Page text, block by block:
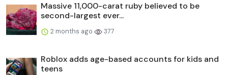
Massive 11,000-carat ruby believed to be
second-largest ever...
2 months ago 377
Roblox adds age-based accounts for kids and
teens